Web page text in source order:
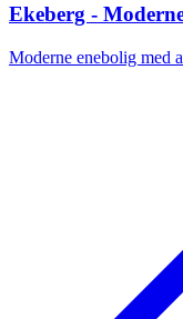
Ekeberg -
Moderne enebolig med